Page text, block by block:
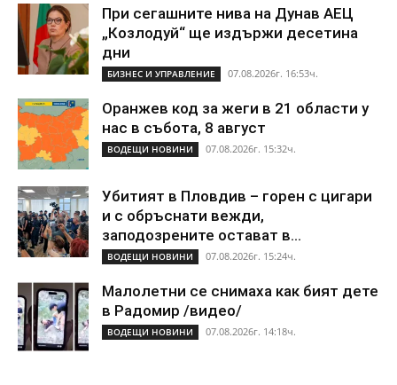
При сегашните нива на Дунав АЕЦ
„Козлодуй“ ще издържи десетина
дни
БИЗНЕС И УПРАВЛЕНИЕ 07.08.2026г. 16:53ч.
Оранжев код за жеги в 21 области у
нас в събота, 8 август
ВОДЕЩИ НОВИНИ 07.08.2026г. 15:32ч.
Убитият в Пловдив – горен с цигари
и с обръснати вежди,
заподозрените остават в...
ВОДЕЩИ НОВИНИ 07.08.2026г. 15:24ч.
Малолетни се снимаха как бият дете
в Радомир /видео/
ВОДЕЩИ НОВИНИ 07.08.2026г. 14:18ч.